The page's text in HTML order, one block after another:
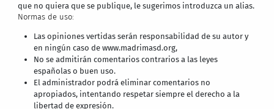
que no quiera que se publique, le sugerimos introduzca un alias.
Normas de uso:
Las opiniones vertidas serán responsabilidad de su autor y
en ningún caso de www.madrimasd.org,
No se admitirán comentarios contrarios a las leyes
españolas o buen uso.
El administrador podrá eliminar comentarios no
apropiados, intentando respetar siempre el derecho a la
libertad de expresión.